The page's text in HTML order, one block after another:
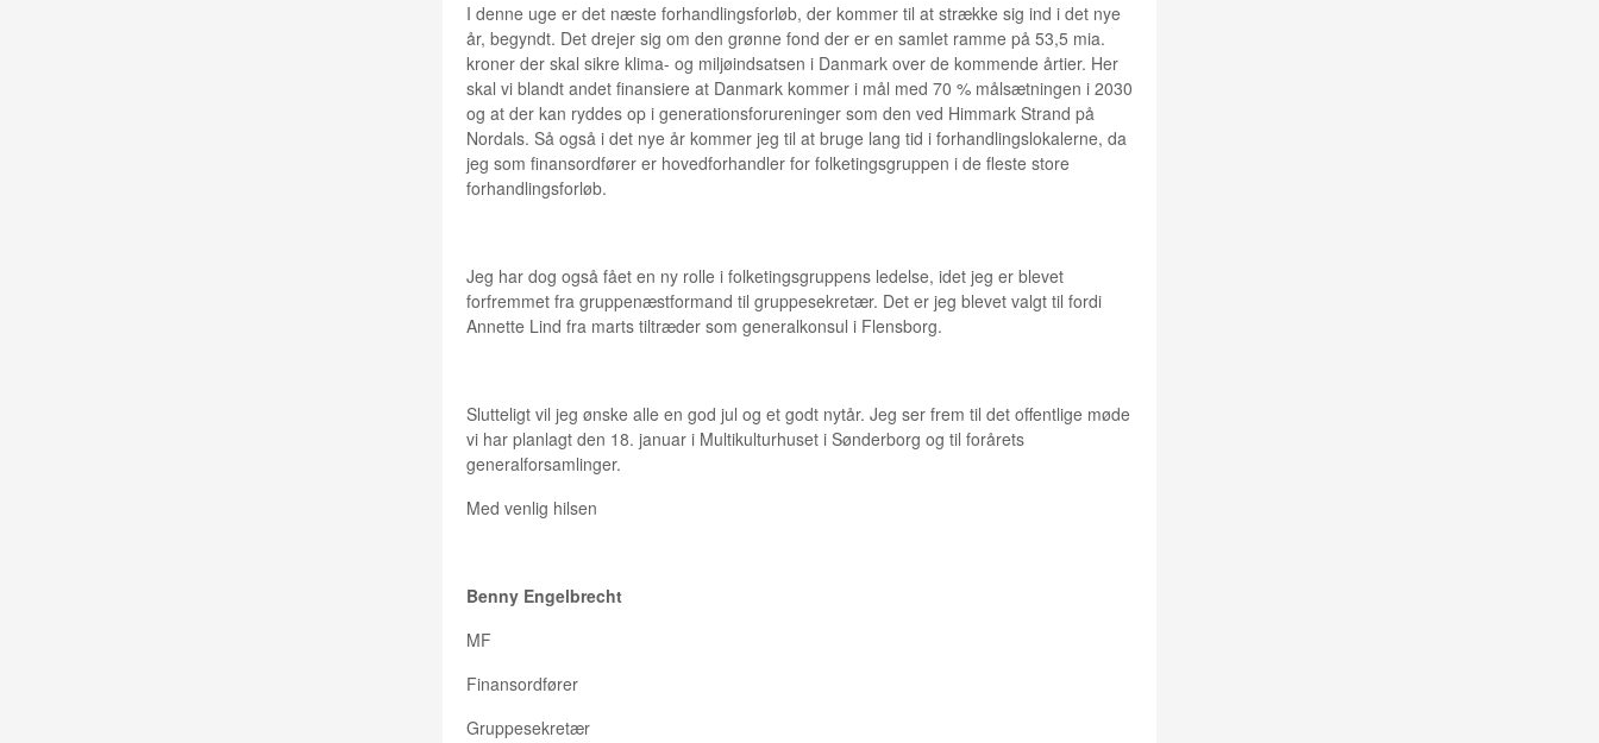
I denne uge er det næste forhandlingsforløb, der kommer til at strække sig ind i det nye
år, begyndt. Det drejer sig om den grønne fond der er en samlet ramme på 53,5 mia.
kroner der skal sikre klima- og miljøindsatsen i Danmark over de kommende årtier. Her
skal vi blandt andet finansiere at Danmark kommer i mål med 70 % målsætningen i 2030
og at der kan ryddes op i generationsforureninger som den ved Himmark Strand på
Nordals. Så også i det nye år kommer jeg til at bruge lang tid i forhandlingslokalerne, da
jeg som finansordfører er hovedforhandler for folketingsgruppen i de fleste store
forhandlingsforløb.
Jeg har dog også fået en ny rolle i folketingsgruppens ledelse, idet jeg er blevet
forfremmet fra gruppenæstformand til gruppesekretær. Det er jeg blevet valgt til fordi
Annette Lind fra marts tiltræder som generalkonsul i Flensborg.
Slutteligt vil jeg ønske alle en god jul og et godt nytår. Jeg ser frem til det offentlige møde
vi har planlagt den 18. januar i Multikulturhuset i Sønderborg og til forårets
generalforsamlinger.
Med venlig hilsen
Benny Engelbrecht
MF
Finansordfører
Gruppesekretær